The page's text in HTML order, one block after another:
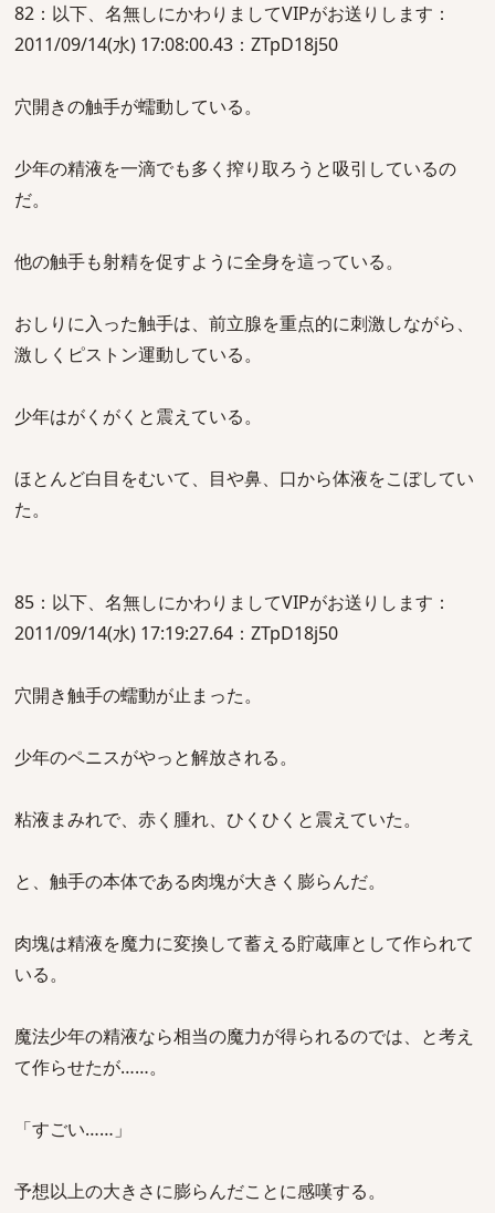
82：以下、名無しにかわりましてVIPがお送りします：
2011/09/14(水) 17:08:00.43：ZTpD18j50
穴開きの触手が蠕動している。
少年の精液を一滴でも多く搾り取ろうと吸引しているの
だ。
他の触手も射精を促すように全身を這っている。
おしりに入った触手は、前立腺を重点的に刺激しながら、
激しくピストン運動している。
少年はがくがくと震えている。
ほとんど白目をむいて、目や鼻、口から体液をこぼしてい
た。
85：以下、名無しにかわりましてVIPがお送りします：
2011/09/14(水) 17:19:27.64：ZTpD18j50
穴開き触手の蠕動が止まった。
少年のペニスがやっと解放される。
粘液まみれで、赤く腫れ、ひくひくと震えていた。
と、触手の本体である肉塊が大きく膨らんだ。
肉塊は精液を魔力に変換して蓄える貯蔵庫として作られて
いる。
魔法少年の精液なら相当の魔力が得られるのでは、と考え
て作らせたが……。
「すごい……」
予想以上の大きさに膨らんだことに感嘆する。